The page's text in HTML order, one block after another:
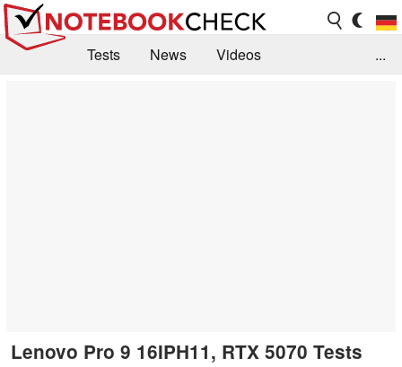
Tests News
Videos
...
Lenovo Pro 9 16IPH11, RTX 5070 Tests